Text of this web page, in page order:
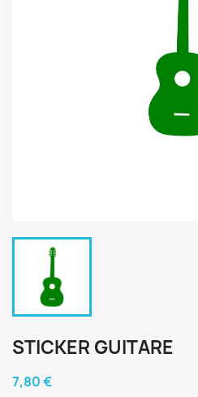
STICKER GUITARE
7,80 €